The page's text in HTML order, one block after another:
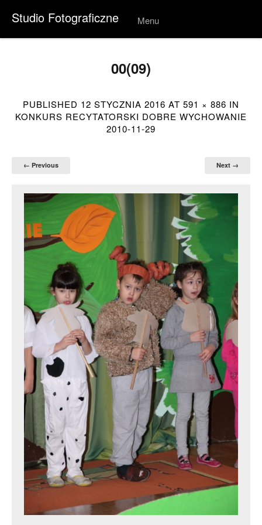
Studio Fotograficzne Menu
Skip to
00(09)
PUBLISHED 12 STYCZNIA 2016 AT 591 × 886 IN
KONKURS RECYTATORSKI DOBRE WYCHOWANIE
2010-11-29
← Previous Next →